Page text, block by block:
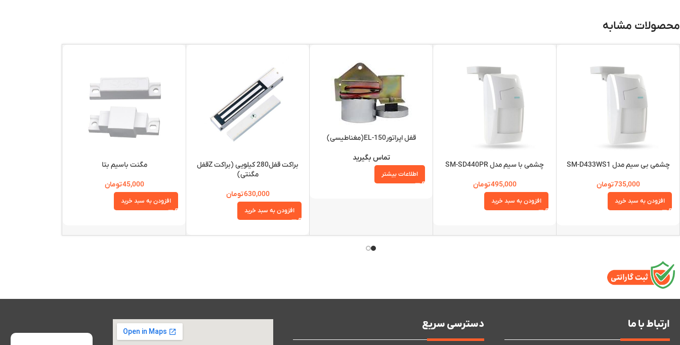
محصولات مشابه
چشمی بی سیم مدل SM-D433WS1
735,000تومان
افزودن به سبد خرید
چشمی با سیم مدل SM-SD440PR
495,000تومان
افزودن به سبد خرید
قفل اپراتورEL-150(مغناطیسی)
تماس بگیرید
اطلاعات بیشتر
براکت قفل280 کیلویی (براکت Zقفل
مگنتی)
630,000تومان
افزودن به سبد خرید
مگنت باسیم بتا
45,000تومان
افزودن به سبد خرید
ارتباط با ما دسترسی سریع